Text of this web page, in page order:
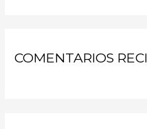
COMENTARIOS